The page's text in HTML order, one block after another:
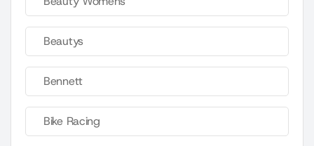
Beautys
Bennett
Bike Racing